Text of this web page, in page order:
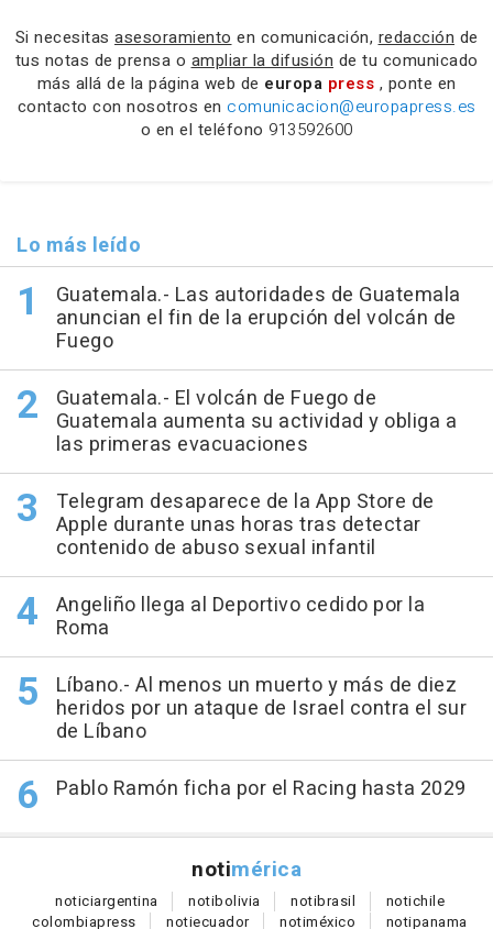
Si necesitas asesoramiento en comunicación, redacción de
tus notas de prensa o ampliar la difusión de tu comunicado
más allá de la página web de europa press , ponte en
contacto con nosotros en comunicacion@europapress.es
o en el teléfono 913592600
Lo más leído
Guatemala.- Las autoridades de Guatemala
anuncian el fin de la erupción del volcán de
Fuego
Guatemala.- El volcán de Fuego de
Guatemala aumenta su actividad y obliga a
las primeras evacuaciones
Telegram desaparece de la App Store de
Apple durante unas horas tras detectar
contenido de abuso sexual infantil
Angeliño llega al Deportivo cedido por la
Roma
Líbano.- Al menos un muerto y más de diez
heridos por un ataque de Israel contra el sur
de Líbano
Pablo Ramón ficha por el Racing hasta 2029
notimérica
noticiargentina notibolivia notibrasil notichile
colombiapress notiecuador notiméxico notipanama